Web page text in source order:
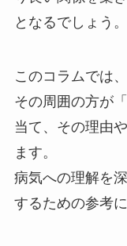
となるでしょう。
このコラムでは
その周囲の方が
当て、その理由
ます。
病気への理解を
するための参考